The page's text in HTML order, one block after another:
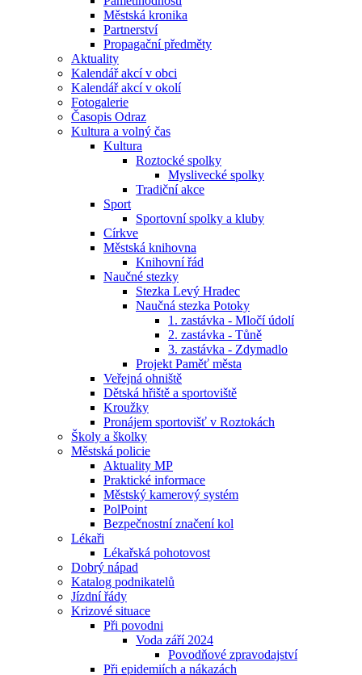
Městská kronika
Partnerství
Propagační předměty
Aktuality
Kalendář akcí v obci
Kalendář akcí v okolí
Fotogalerie
Časopis Odraz
Kultura a volný čas
Kultura
Roztocké spolky
Myslivecké spolky
Tradiční akce
Sport
Sportovní spolky a kluby
Církve
Městská knihovna
Knihovní řád
Naučné stezky
Stezka Levý Hradec
Naučná stezka Potoky
1. zastávka - Mločí údolí
2. zastávka - Tůně
3. zastávka - Zdymadlo
Projekt Paměť města
Veřejná ohniště
Dětská hřiště a sportoviště
Kroužky
Pronájem sportovišť v Roztokách
Školy a školky
Městská policie
Aktuality MP
Praktické informace
Městský kamerový systém
PolPoint
Bezpečnostní značení kol
Lékaři
Lékařská pohotovost
Dobrý nápad
Katalog podnikatelů
Jízdní řády
Krizové situace
Při povodni
Voda září 2024
Povodňové zpravodajství
Při epidemiích a nákazách